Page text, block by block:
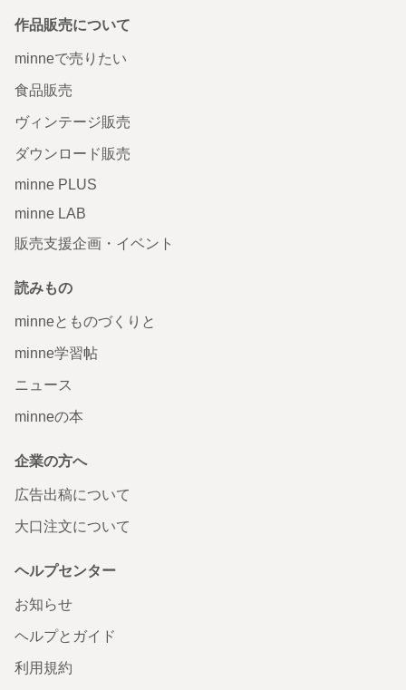
作品販売について
minneで売りたい
食品販売
ヴィンテージ販売
ダウンロード販売
minne PLUS
minne LAB
販売支援企画・イベント
読みもの
minneとものづくりと
minne学習帖
ニュース
minneの本
企業の方へ
広告出稿について
大口注文について
ヘルプセンター
お知らせ
ヘルプとガイド
利用規約